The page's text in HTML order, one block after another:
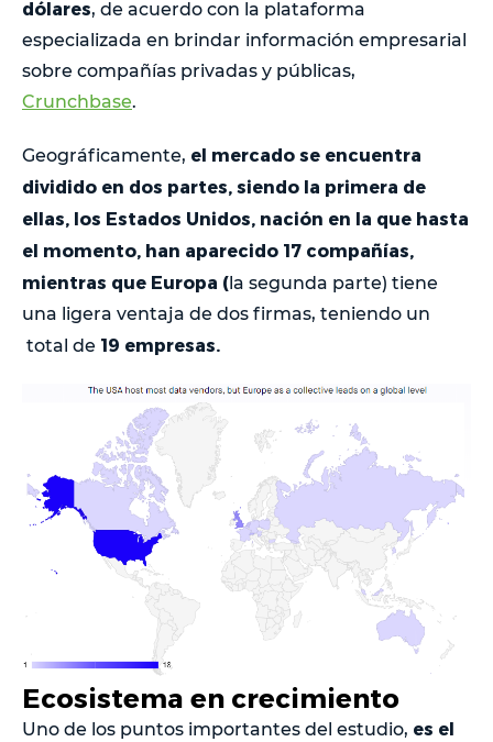
dólares, de acuerdo con la plataforma
especializada en brindar información empresarial
sobre compañías privadas y públicas,
Crunchbase.
Geográficamente, el mercado se encuentra
dividido en dos partes, siendo la primera de
ellas, los Estados Unidos, nación en la que hasta
el momento, han aparecido 17 compañías,
mientras que Europa (la segunda parte) tiene
una ligera ventaja de dos firmas, teniendo un
total de 19 empresas.
Ecosistema en crecimiento
Uno de los puntos importantes del estudio, es el